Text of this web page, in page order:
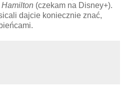
Hamilton (czekam na Disney+).
dajcie koniecznie znać,